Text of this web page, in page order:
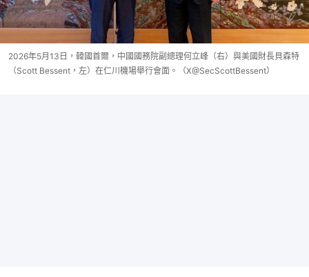
2026年5月13日，韓國首爾，中國國務院副總理何立峰（右）與美國財長貝森特
（Scott Bessent，左）在仁川機場舉行會面。（X@SecScottBessent）